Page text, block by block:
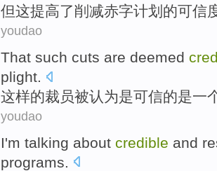
但这提高了削减赤字计划 的可信
youdao
That such cuts are deemed
plight.
这样的裁员被认为是可信的是一
youdao
I'm talking about credible and
programs